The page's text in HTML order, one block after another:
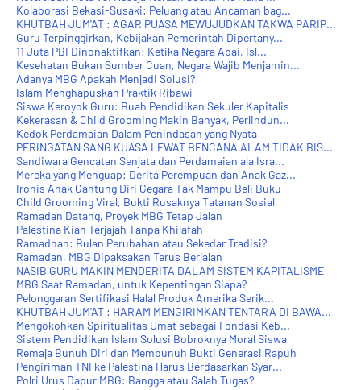
Kolaborasi Bekasi-Susaki: Peluang atau Ancaman bag...
KHUTBAH JUM'AT : AGAR PUASA MEWUJUDKAN TAKWA PARIP...
Guru Terpinggirkan, Kebijakan Pemerintah Dipertany...
11 Juta PBI Dinonaktifkan: Ketika Negara Abai, Isl...
Kesehatan Bukan Sumber Cuan, Negara Wajib Menjamin...
Adanya MBG Apakah Menjadi Solusi?
Islam Menghapuskan Praktik Ribawi
Siswa Keroyok Guru: Buah Pendidikan Sekuler Kapitalis
Kekerasan & Child Grooming Makin Banyak, Perlindun...
Kedok Perdamaian Dalam Penindasan yang Nyata
PERINGATAN SANG KUASA LEWAT BENCANA ALAM TIDAK BIS...
Sandiwara Gencatan Senjata dan Perdamaian ala Isra...
Mereka yang Menguap: Derita Perempuan dan Anak Gaz...
Ironis Anak Gantung Diri Gegara Tak Mampu Beli Buku
Child Grooming Viral, Bukti Rusaknya Tatanan Sosial
Ramadan Datang, Proyek MBG Tetap Jalan
Palestina Kian Terjajah Tanpa Khilafah
Ramadhan: Bulan Perubahan atau Sekedar Tradisi?
Ramadan, MBG Dipaksakan Terus Berjalan
NASIB GURU MAKIN MENDERITA DALAM SISTEM KAPITALISME
MBG Saat Ramadan, untuk Kepentingan Siapa?
Pelonggaran Sertifikasi Halal Produk Amerika Serik...
KHUTBAH JUM'AT : HARAM MENGIRIMKAN TENTARA DI BAWA...
Mengokohkan Spiritualitas Umat sebagai Fondasi Keb...
Sistem Pendidikan Islam Solusi Bobroknya Moral Siswa
Remaja Bunuh Diri dan Membunuh Bukti Generasi Rapuh
Pengiriman TNI ke Palestina Harus Berdasarkan Syar...
Polri Urus Dapur MBG: Bangga atau Salah Tugas?